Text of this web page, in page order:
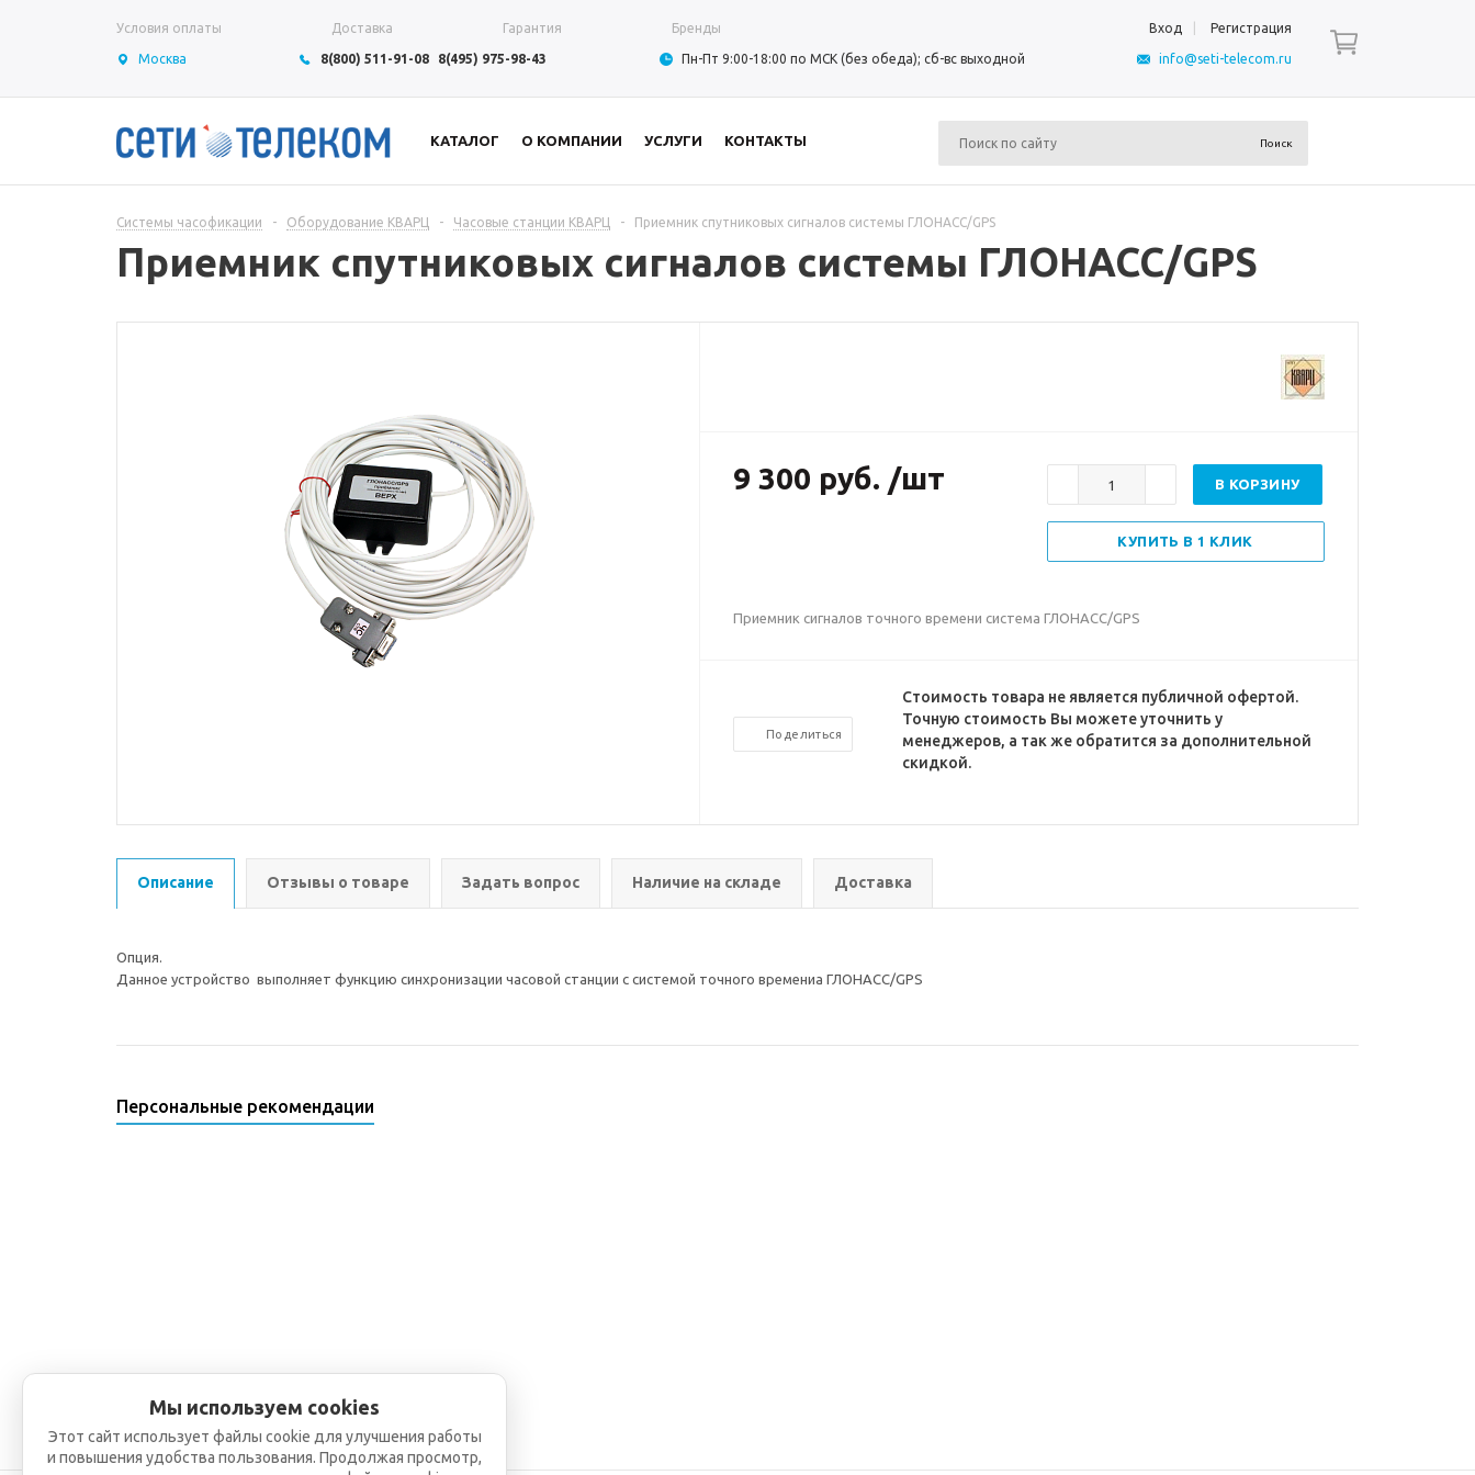
Условия оплаты Доставка Гарантия Бренды Вход Регистрация
Москва 8(800) 511-91-08 8(495) 975-98-43 Пн-Пт 9:00-18:00 по МСК (без обеда); сб-вс выходной info@seti-telecom.ru
КАТАЛОГ О КОМПАНИИ УСЛУГИ КОНТАКТЫ
Системы часофикации - Оборудование КВАРЦ - Часовые станции КВАРЦ - Приемник спутниковых сигналов системы ГЛОНАСС/GPS
Приемник спутниковых сигналов системы ГЛОНАСС/GPS
9 300 руб. /шт В КОРЗИНУ
КУПИТЬ В 1 КЛИК
Приемник сигналов точного времени система ГЛОНАСС/GPS
Поделиться
Стоимость товара не является публичной офертой.
Точную стоимость Вы можете уточнить у
менеджеров, а так же обратится за дополнительной
скидкой.
Описание Отзывы о товаре Задать вопрос Наличие на складе Доставка
Опция.
Данное устройство выполняет функцию синхронизации часовой станции с системой точного времениа ГЛОНАСС/GPS
Персональные рекомендации
Мы используем cookies
Этот сайт использует файлы cookie для улучшения работы
и повышения удобства пользования. Продолжая просмотр,